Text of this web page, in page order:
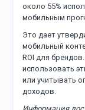
около 55%
мобильным
Это дает
мобильный
ROI для
использовать
или учитывать
доходов.